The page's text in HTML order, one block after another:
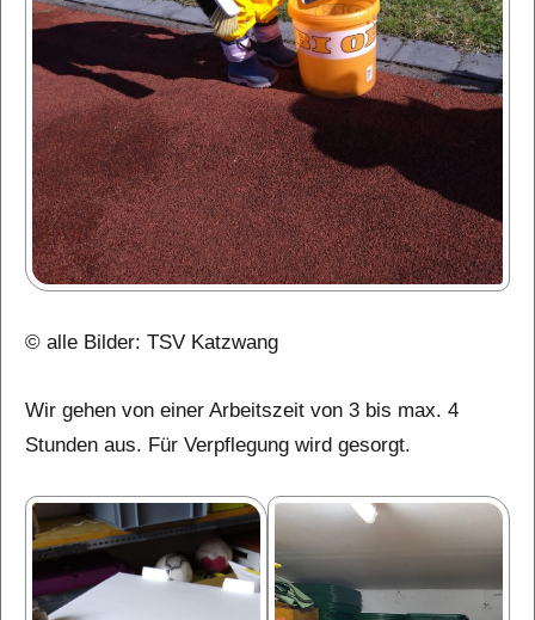
© alle Bilder: TSV Katzwang
Wir gehen von einer Arbeitszeit von 3 bis max. 4
Stunden aus. Für Verpflegung wird gesorgt.